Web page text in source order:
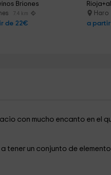
Briones
7.4 km
de 22€
Haro
a
con mucho encanto en el
tener un conjunto de